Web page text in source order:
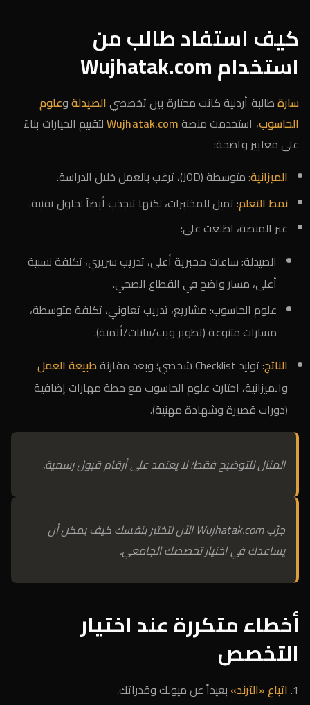
كيف استفاد طالب من
استخدام Wujhatak.com
سارةطالبة أردنية كانت محتارة بين تخصصيالصيدلةوعلوم
الحاسوب، استخدمت منصةWujhatak.comلتقييم الخيارات بناءً
على معايير واضحة:
الميزانية: متوسطة (JOD)، ترغب بالعمل خلال الدراسة.
نمط التعلم: تميل للمختبرات، لكنها تنجذب أيضاً لحلول تقنية.
عبر المنصة، اطلعت على:
الصيدلة: ساعات مخبرية أعلى، تدريب سريري، تكلفة نسبية
أعلى، مسار واضح في القطاع الصحي.
علوم الحاسوب: مشاريع، تدريب تعاوني، تكلفة متوسطة،
مسارات متنوعة (تطوير ويب/بيانات/أتمتة).
الناتج: توليد Checklist شخصي؛ وبعد مقارنة
طبيعة العمل
والميزانية، اختارت علوم الحاسوب مع خطة مهارات إضافية
(دورات قصيرة وشهادة مهنية).
المثال للتوضيح فقط؛ لا يعتمد على أرقام قبول رسمية.
جرّب Wujhatak.com الآن لتختبر بنفسك كيف يمكن أن
يساعدك في اختيار تخصصك الجامعي.
أخطاء متكررة عند اختيار
التخصص
اتباع «الترند» بعيداً عن ميولك وقدراتك.